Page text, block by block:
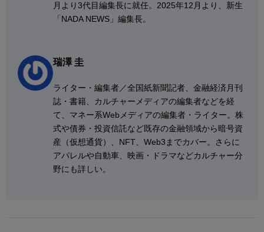
月より3代目編集長に就任。2025年12月より、新生
「NADA NEWS」編集長。
瑞澤 圭
ライター・編集者／全国紙新聞記者、金融経済月刊
誌・書籍、カルチャーメディアの編集者などを経
て、マネー系Webメディアの編集者・ライター。株
式や債券・投資信託など既存の金融領域から暗号資
産（仮想通貨）、NFT、Web3までカバー。さらに
アパレルや自動車、映画・ドラマなどカルチャー分
野にも詳しい。